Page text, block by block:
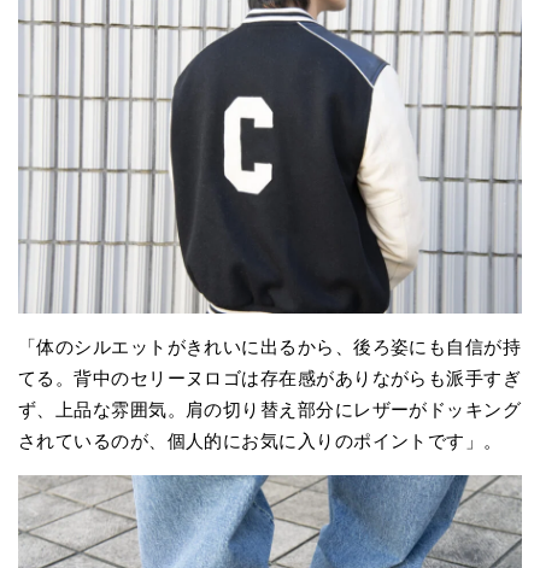
「体のシルエットがきれいに出るから、後ろ姿にも自信が持
てる。背中のセリーヌロゴは存在感がありながらも派手すぎ
ず、上品な雰囲気。肩の切り替え部分にレザーがドッキング
されているのが、個人的にお気に入りのポイントです」。